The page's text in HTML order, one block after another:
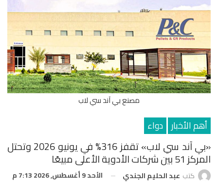
مصنع بي آند سي لاب
أهم الأخبار دواء
«بي آند سي لاب» تقفز 316% في يونيو 2026 وتحتل
المركز 51 بين شركات الأدوية الأعلى مبيعًا
كتب عبد الحليم الجندي الأحد 9 أغسطس, 2026 7:13 م